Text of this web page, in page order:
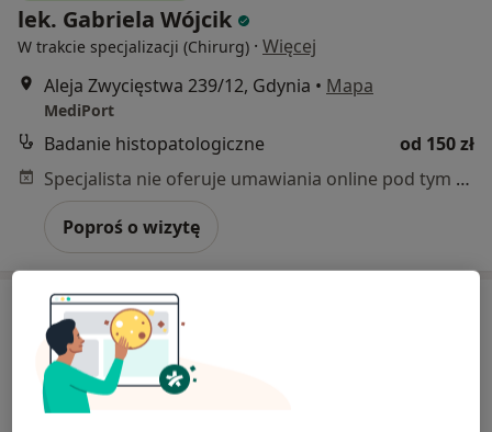
lek. Gabriela Wójcik
W trakcie specjalizacji (Chirurg) · Więcej
Aleja Zwycięstwa 239/12, Gdynia • Mapa
MediPort
Badanie histopatologiczne
od 150 zł
Specjalista nie oferuje umawiania online pod tym adresem.
Poproś o wizytę